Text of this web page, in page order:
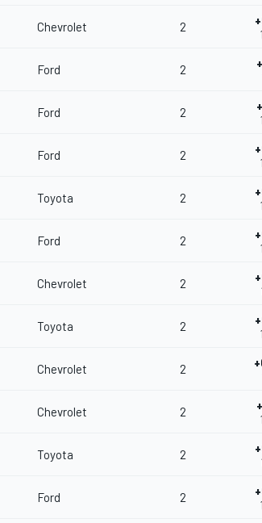
Chevrolet 2
Ford 2
Ford 2
Ford 2
Toyota 2
Ford 2
Chevrolet 2
Toyota 2
Chevrolet 2
Chevrolet 2
Toyota 2
Ford 2